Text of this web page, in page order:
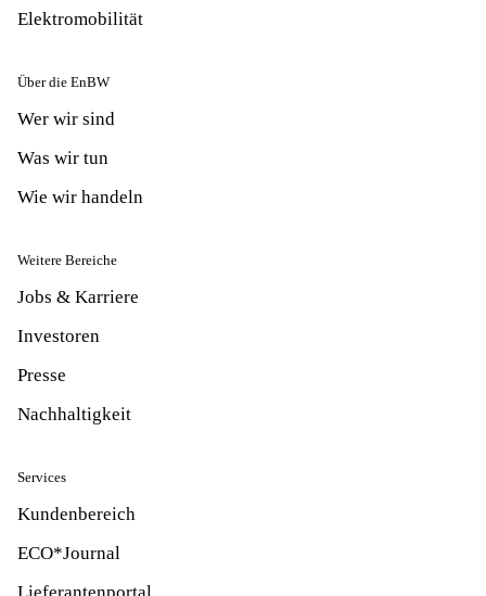
Elektromobilität
Über die EnBW
Wer wir sind
Was wir tun
Wie wir handeln
Weitere Bereiche
Jobs & Karriere
Investoren
Presse
Nachhaltigkeit
Services
Kundenbereich
ECO*Journal
Lieferantenportal